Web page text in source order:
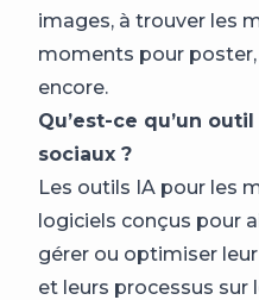
images, à trouver les
moments pour poster,
encore.
Qu’est-ce qu’un
sociaux ?
Les outils IA pour les
logiciels conçus pour
gérer ou optimiser
et leurs processus sur